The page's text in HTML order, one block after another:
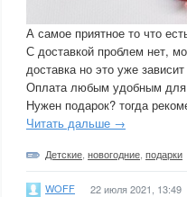
А самое приятное то что
С доставкой проблем нет,
доставка но это уже
Оплата любым удобным для
Нужен подарок? тогда
Читать дальше →
Детские новогодние подарки
WOFF 22 июля 2021, 13:49